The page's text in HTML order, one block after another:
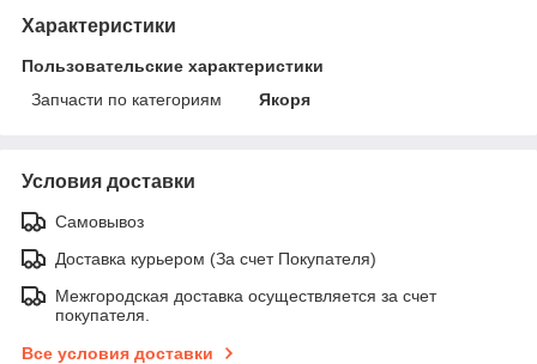
Характеристики
Пользовательские характеристики
Запчасти по категориям
Якоря
Условия доставки
Самовывоз
Доставка курьером (За счет Покупателя)
Межгородская доставка осуществляется за счет
покупателя.
Все условия доставки